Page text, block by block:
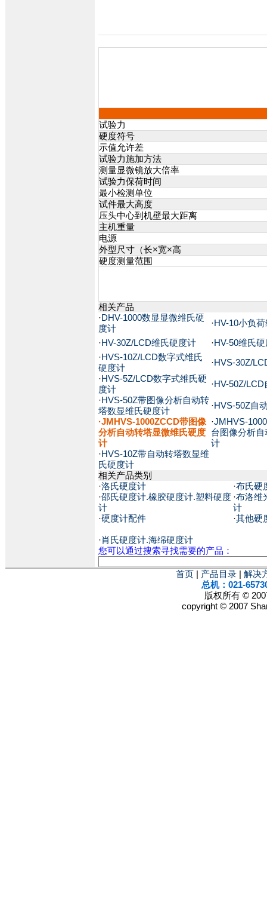
试验力
硬度符号
示值允许差
试验力施加方法
测量显微镜放大倍率
试验力保荷时间
最小检测单位
试件最大高度
压头中心到机壁最大距离
主机重量
电源
外型尺寸（长×宽×高
硬度测量范围
相关产品
·DHV-1000数显显微维氏硬
度计
·HV-10小负
·HV-30Z/LCD维氏硬度计 ·HV-50维氏
·HVS-10Z/LCD数字式维氏
硬度计
·HVS-30Z/
·HVS-5Z/LCD数字式维氏硬
度计
·HV-50Z/
·HVS-50Z带图像分析自动转
塔数显维氏硬度计
·HVS-50Z自
·JMHVS-1000ZCCD带图像
分析自动转塔显微维氏硬度
计
·JMHVS-
台图像分析
计
·HVS-10Z带自动转塔数显维
氏硬度计
相关产品类别
·洛氏硬度计 ·布氏硬
·邵氏硬度计.橡胶硬度计.塑料硬度
计
·布洛维
计
·硬度计配件 ·其他硬
·肖氏硬度计.海绵硬度计
您可以通过搜索寻找需要的产品：
首页 产品目录
解决
总机：021-
版权所有 ©
copyright © 2007